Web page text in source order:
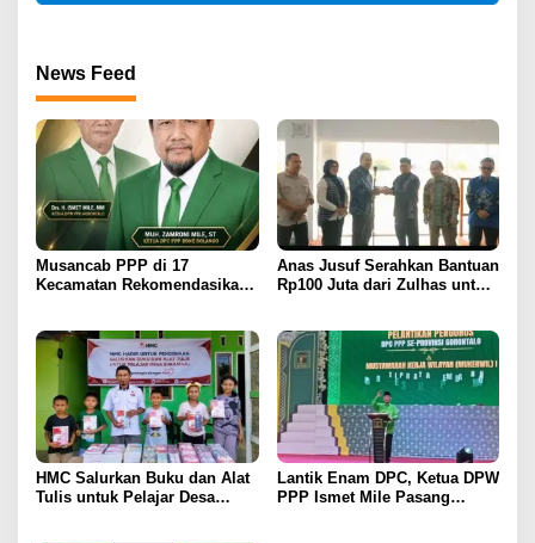
News Feed
Musancab PPP di 17
Kecamatan Rekomendasikan
Anas Jusuf Serahkan Bantuan
Rp100 Juta dari Zulhas untuk
HMC Salurkan Buku dan Alat
Tulis untuk Pelajar Desa
Lantik Enam DPC, Ketua DPW
PPP Ismet Mile Pasang